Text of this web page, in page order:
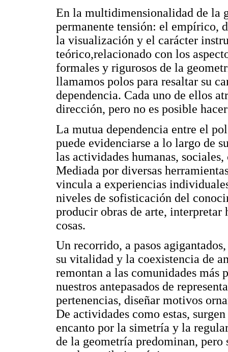
En la multidimensionalidad de la
permanente tensión: el empírico,
la visualización y el carácter
teórico,relacionado con los
formales y rigurosos de la
llamamos polos para resaltar su
dependencia. Cada uno de ellos
dirección, pero no es posible
La mutua dependencia entre el
puede evidenciarse a lo largo de
las actividades humanas,
Mediada por diversas
vincula a experiencias
niveles de sofisticación del
producir obras de arte, interpretar
cosas.
Un recorrido, a pasos
su vitalidad y la coexistencia de
remontan a las comunidades
nuestros antepasados de
pertenencias, diseñar motivos
De actividades como estas,
encanto por la simetría y la
de la geometría predominan,